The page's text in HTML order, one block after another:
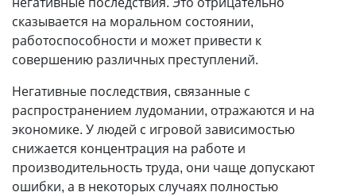
сказывается на моральном состоянии,
работоспособности и может привести к
совершению различных преступлений.
Негативные последствия, связанные с
распространением лудомании, отражаются и на
экономике. У людей с игровой зависимостью
снижается концентрация на работе и
производительность труда, они чаще допускают
ошибки, а в некоторых случаях полностью